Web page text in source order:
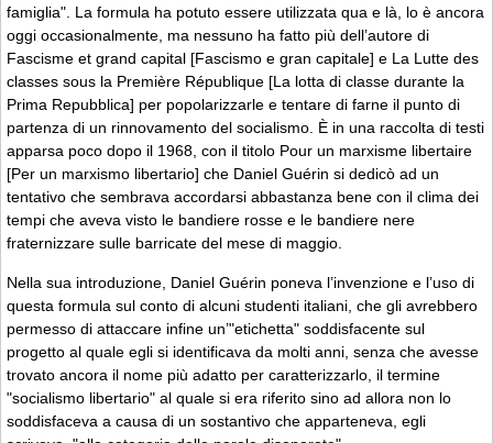
famiglia". La formula ha potuto essere utilizzata qua e là, lo è ancora
oggi occasionalmente, ma nessuno ha fatto più dell’autore di
Fascisme et grand capital [Fascismo e gran capitale] e La Lutte des
classes sous la Première République [La lotta di classe durante la
Prima Repubblica] per popolarizzarle e tentare di farne il punto di
partenza di un rinnovamento del socialismo. È in una raccolta di testi
apparsa poco dopo il 1968, con il titolo Pour un marxisme libertaire
[Per un marxismo libertario] che Daniel Guérin si dedicò ad un
tentativo che sembrava accordarsi abbastanza bene con il clima dei
tempi che aveva visto le bandiere rosse e le bandiere nere
fraternizzare sulle barricate del mese di maggio.
Nella sua introduzione, Daniel Guérin poneva l’invenzione e l’uso di
questa formula sul conto di alcuni studenti italiani, che gli avrebbero
permesso di attaccare infine un’"etichetta" soddisfacente sul
progetto al quale egli si identificava da molti anni, senza che avesse
trovato ancora il nome più adatto per caratterizzarlo, il termine
"socialismo libertario" al quale si era riferito sino ad allora non lo
soddisfaceva a causa di un sostantivo che apparteneva, egli